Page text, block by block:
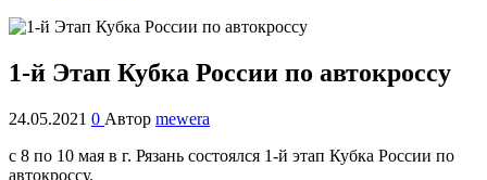
1-й Этап Кубка России по автокроссу
24.05.2021 0 Автор mewera
с 8 по 10 мая в г. Рязань состоялся 1-й этап Кубка России по
автокроссу.